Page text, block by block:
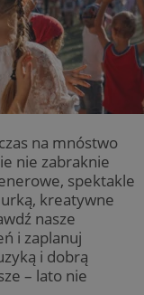
na mnóstwo
nie zabraknie
spektakle
kreatywne
nasze
i zaplanuj
i dobrą
– lato nie